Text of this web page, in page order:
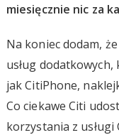
miesięcznie nic za
Na koniec dodam,
usług dodatkowych,
jak CitiPhone,
Co ciekawe Citi
korzystania z